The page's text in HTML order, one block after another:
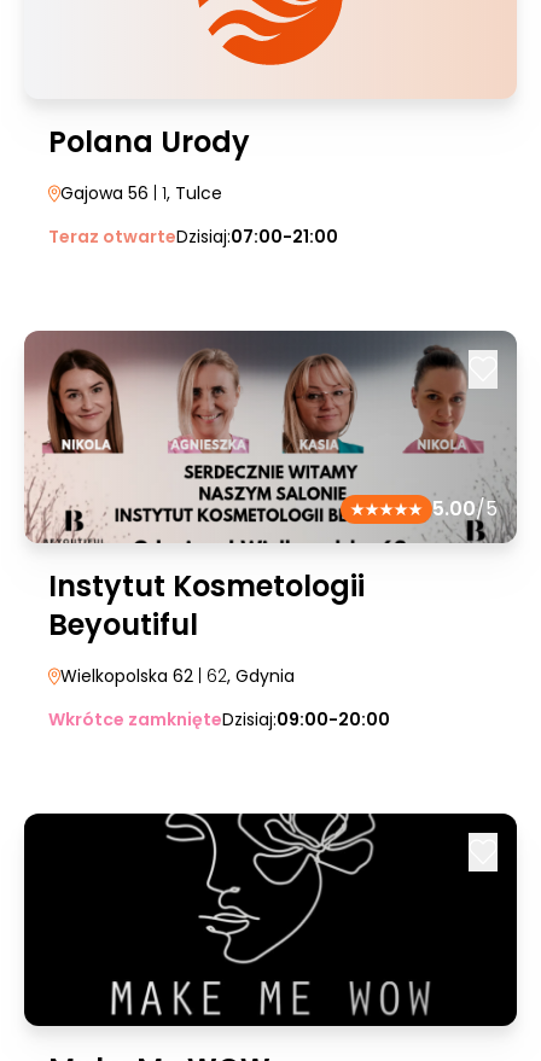
Polana Urody
Gajowa 56 | 1, Tulce
Teraz otwarteDzisiaj:07:00-21:00
5.00/5
Instytut Kosmetologii
Beyoutiful
Wielkopolska 62 | 62, Gdynia
Wkrótce zamknięteDzisiaj:09:00-20:00